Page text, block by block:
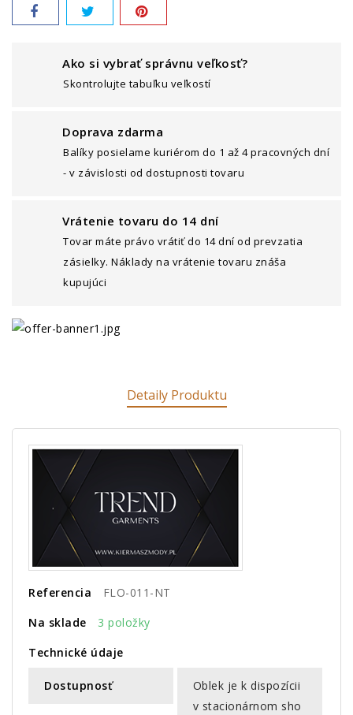
Ako si vybrať správnu veľkosť?
Skontrolujte tabuľku veľkostí
Doprava zdarma
Balíky posielame kuriérom do 1 až 4 pracovných dní
- v závislosti od dostupnosti tovaru
Vrátenie tovaru do 14 dní
Tovar máte právo vrátiť do 14 dní od prevzatia
zásielky. Náklady na vrátenie tovaru znáša
kupujúci
Detaily Produktu
Referencia
FLO-011-NT
Na sklade
3 položky
Technické údaje
Dostupnosť
Oblek je k dispozícii
v stacionárnom sho